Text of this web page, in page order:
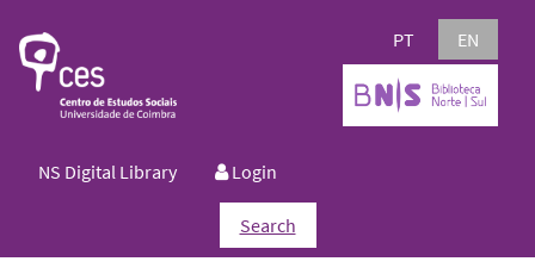
PT EN
NS Digital Library Login
Search